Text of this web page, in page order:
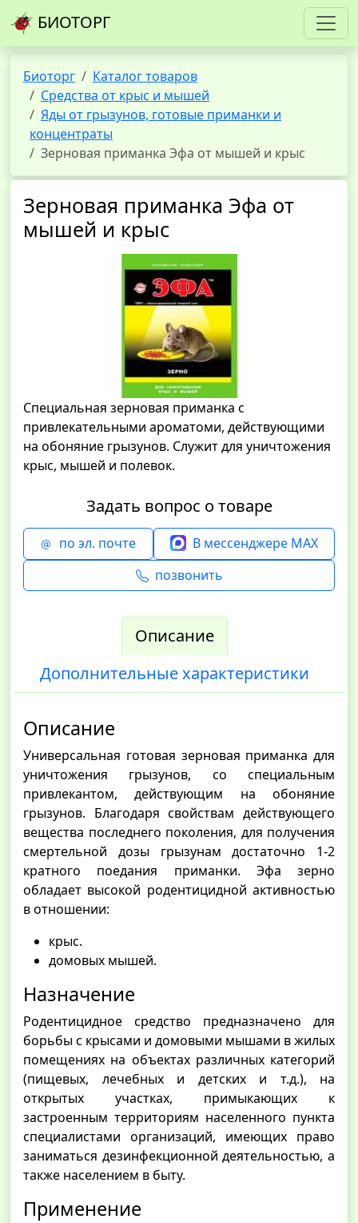
БИОТОРГ
Биоторг
Каталог товаров
Средства от крыс и мышей
Яды от грызунов, готовые приманки и
концентраты
Зерновая приманка Эфа от мышей и крыс
Зерновая приманка Эфа от
мышей и крыс
Специальная зерновая приманка с
привлекательными ароматоми, действующими
на обоняние грызунов. Служит для уничтожения
крыс, мышей и полевок.
Задать вопрос о товаре
по эл. почте
В мессенджере MAX
позвонить
Описание
Дополнительные характеристики
Описание
Универсальная готовая зерновая приманка для
уничтожения грызунов, со специальным
привлекантом, действующим на обоняние
грызунов. Благодаря свойствам действующего
вещества последнего поколения, для получения
смертельной дозы грызунам достаточно 1-2
кратного поедания приманки. Эфа зерно
обладает высокой родентицидной активностью
в отношении:
крыс.
домовых мышей.
Назначение
Родентицидное средство предназначено для
борьбы с крысами и домовыми мышами в жилых
помещениях на объектах различных категорий
(пищевых, лечебных и детских и т.д.), на
открытых участках, примыкающих к
застроенным территориям населенного пункта
специалистами организаций, имеющих право
заниматься дезинфекционной деятельностью, а
также населением в быту.
Применение